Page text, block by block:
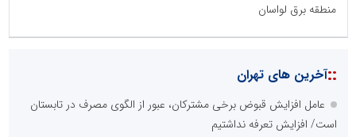
منطقه برق لواسان
::آخرین های تهران
عامل افزایش قبوض برخی مشترکان، عبور از الگوی مصرف در تابستان
است/ افزایش تعرفه نداشتیم